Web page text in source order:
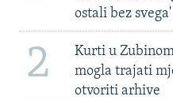
ostali bez svega'
2
Kurti u
mogla trajati
otvoriti arhive